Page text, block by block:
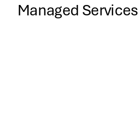
Managed Services